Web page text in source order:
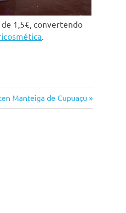
1,5€, convertendo
Manteiga de Cupuaçu